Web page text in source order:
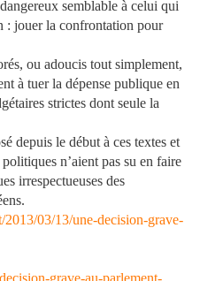
semblable à celui qui
: jouer la confrontation pour
ou adoucis tout simplement,
à tuer la dépense publique en
strictes dont seule la
depuis le début à ces textes et
n’aient pas su en faire
irrespectueuses des
03/13/une-decision-grave-
grave-au-parlement-